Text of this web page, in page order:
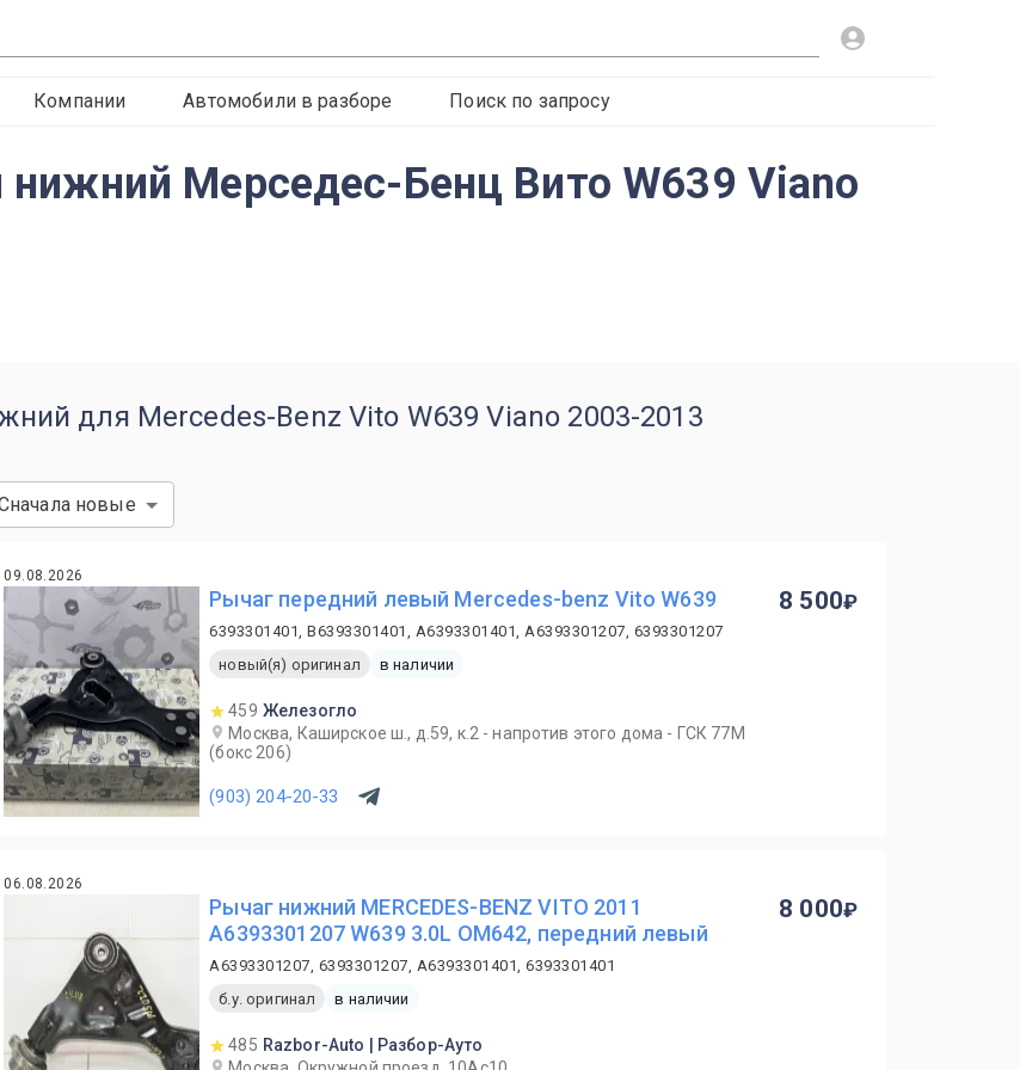
Компании Автомобили в разборе Поиск по запросу
Мерседес-Бенц Вито W639 Viano
для Mercedes-Benz Vito W639 Viano 2003-2013
новые
09.08.2026
Рычаг передний левый Mercedes-benz Vito W639
6393301401, B6393301401, A6393301401, A6393301207, 6393301207
новый(я) оригинал
в наличии
459 Железогло
Москва, Каширское ш., д.59, к.2 - напротив этого дома - ГСК 77М
(бокс 206)
(903) 204-20-33
8 500
06.08.2026
Рычаг нижний MERCEDES-BENZ VITO 2011
A6393301207 W639 3.0L OM642, передний левый
A6393301207, 6393301207, A6393301401, 6393301401
б.у. оригинал
в наличии
485 Razbor-Auto | Разбор-Ауто
8 000